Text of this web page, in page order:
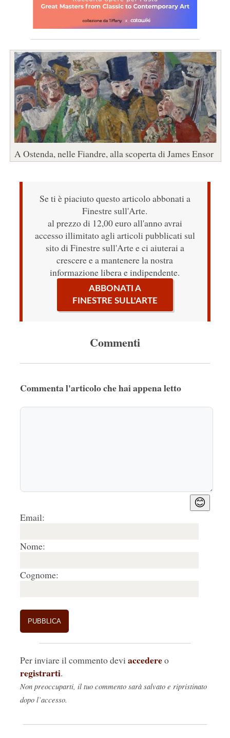
A Ostenda, nelle Fiandre, alla scoperta di James Ensor
Se ti è piaciuto questo articolo abbonati a
Finestre sull'Arte.
al prezzo di 12,00 euro all'anno avrai
accesso illimitato agli articoli pubblicati sul
sito di Finestre sull'Arte e ci aiuterai a
crescere e a mantenere la nostra
informazione libera e indipendente.
ABBONATI A
FINESTRE SULL'ARTE
Commenti
Commenta l'articolo che hai appena letto
😊
Email:
Nome:
Cognome:
Per inviare il commento devi accedereo
registrarti.
Non preoccuparti, il tuo commento sarà salvato e ripristinato
dopo l’accesso.